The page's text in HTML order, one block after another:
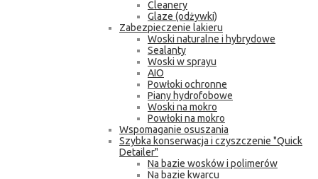
Cleanery
Glaze (odżywki)
Zabezpieczenie lakieru
Woski naturalne i hybrydowe
Sealanty
Woski w sprayu
AIO
Powłoki ochronne
Piany hydrofobowe
Woski na mokro
Powłoki na mokro
Wspomaganie osuszania
Szybka konserwacja i czyszczenie "Quick
Detailer"
Na bazie wosków i polimerów
Na bazie kwarcu